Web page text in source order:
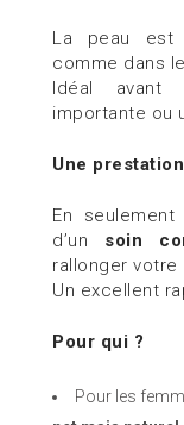
La peau est
comme dans
Idéal avant
importante ou
Une
En
d’un soin
rallonger votre
Un excellent
Pour qui ?
Pour les